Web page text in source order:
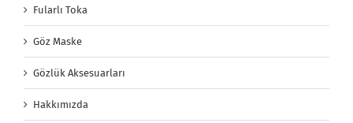
Fularlı Toka
Göz Maske
Gözlük Aksesuarları
Hakkımızda